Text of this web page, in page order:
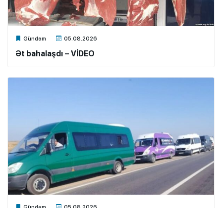
Gündəm 05.08.2026
Xalq.Online
Ət bahalaşdı – VİDEO